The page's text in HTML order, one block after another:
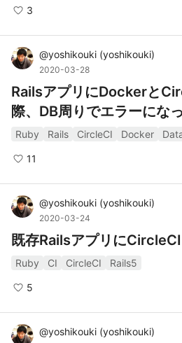
3
@yoshikouki (yoshikouki)
2020-03-28
RailsアプリにDockerと
際、DB周りでエラーにな
Ruby Rails CircleCI Docker
11
@yoshikouki (yoshikouki)
2020-03-24
既存Railsアプリに
Ruby CI CircleCI Rails5
5
@yoshikouki (yoshikouki)